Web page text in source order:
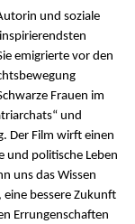
und soziale
emigrierte vor den
Frauen im
und
Der Film wirft einen
und politische Leben
uns das Wissen
eine bessere Zukunft
Errungenschaften